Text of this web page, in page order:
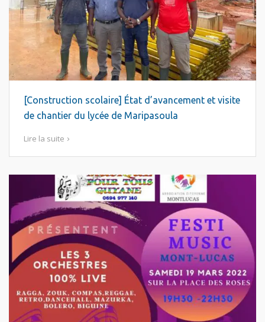
[Construction scolaire] État d’avancement et visite
de chantier du lycée de Maripasoula
Lire la suite